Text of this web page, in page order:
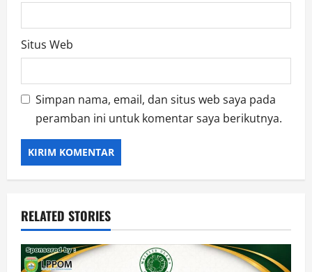
Situs Web
Simpan nama, email, dan situs web saya pada
peramban ini untuk komentar saya berikutnya.
RELATED STORIES